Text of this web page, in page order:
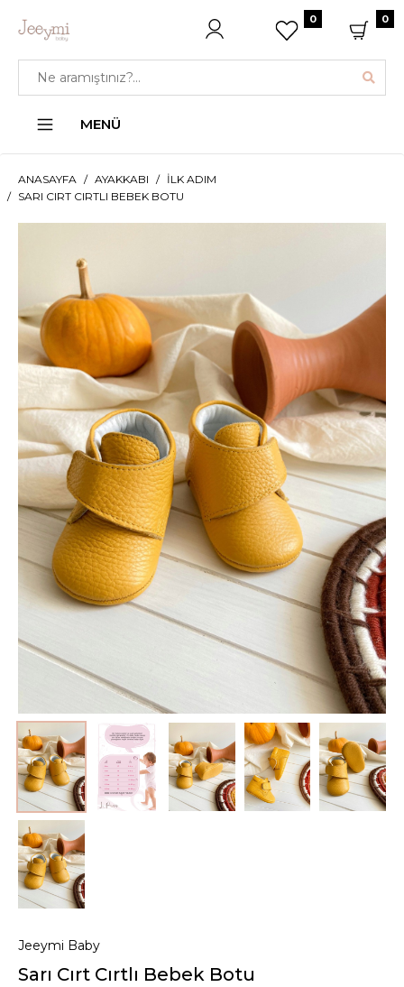
0 0
MENÜ
ANASAYFA AYAKKABI
İLK ADIM
SARI CIRT CIRTLI BEBEK BOTU
Jeeymi Baby
Sarı Cırt Cırtlı Bebek Botu